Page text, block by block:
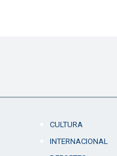
CULTURA
INTERNACIONAL